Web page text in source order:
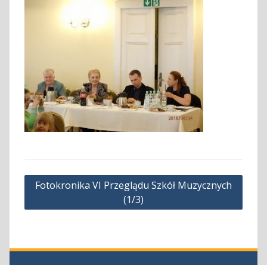
Nawigacja
Fotokronika VI Przeglądu Szkół Muzycznych
(1/3)